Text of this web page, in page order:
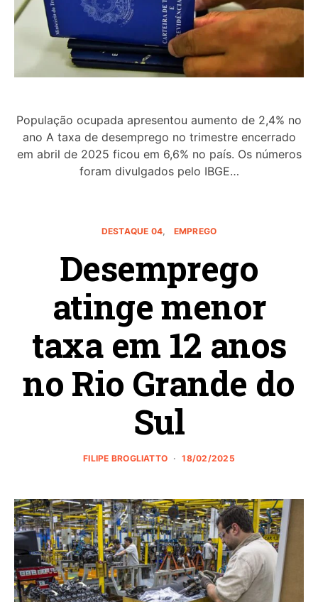
População ocupada apresentou aumento de 2,4% no
ano A taxa de desemprego no trimestre encerrado
em abril de 2025 ficou em 6,6% no país. Os números
foram divulgados pelo IBGE…
DESTAQUE 04 EMPREGO
Desemprego
atinge menor
taxa em 12 anos
no Rio Grande do
Sul
FILIPE BROGLIATTO 18/02/2025